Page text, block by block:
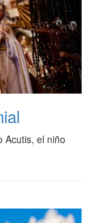
Acutis, el niño